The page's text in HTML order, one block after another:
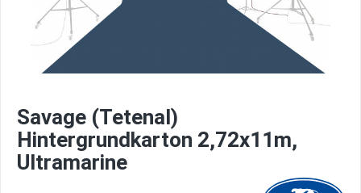
Savage (Tetenal)
Hintergrundkarton 2,72x11m,
Ultramarine